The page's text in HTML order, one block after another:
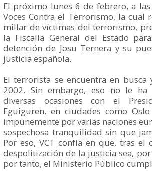
El próximo lunes 6 de febrero, a
Voces Contra el Terrorismo, la cual
millar de víctimas del terrorismo,
la Fiscalía General del Estado
detención de Josu Ternera y su
justicia española.
El terrorista se encuentra en busca
2002. Sin embargo, eso no le
diversas ocasiones con el
Eguiguren, en ciudades como
impunemente por varias naciones
sospechosa tranquilidad sin que
Por eso, VCT confía en que, tras el
despolitización de la justicia sea,
por tanto, el Ministerio Público